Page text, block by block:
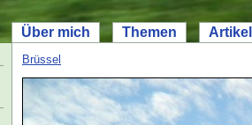
Über mich Themen Artikel
Brüssel